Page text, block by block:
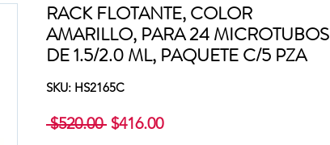
RACK FLOTANTE, COLOR
AMARILLO, PARA 24 MICROTUBOS
DE 1.5/2.0 ML, PAQUETE C/5 PZA
SKU: HS2165C
$520.00 Precio
$416.00Precio